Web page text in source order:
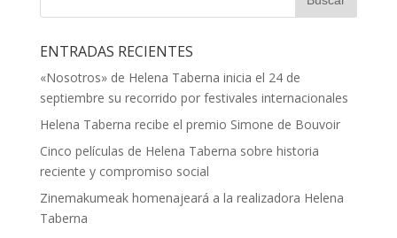
ENTRADAS RECIENTES
«Nosotros» de Helena Taberna inicia el 24 de
septiembre su recorrido por festivales internacionales
Helena Taberna recibe el premio Simone de Bouvoir
Cinco películas de Helena Taberna sobre historia
reciente y compromiso social
Zinemakumeak homenajeará a la realizadora Helena
Taberna